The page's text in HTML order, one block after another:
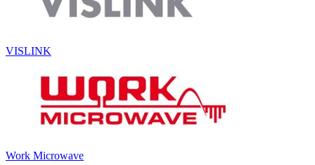
VISLINK
Work Microwave